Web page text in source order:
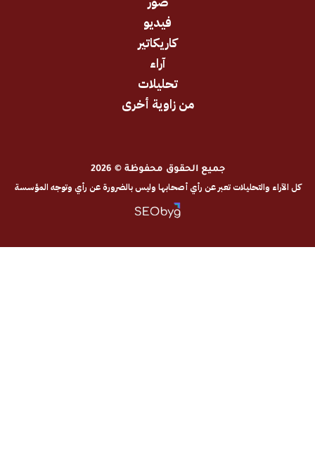
من زاوية أخرى
جميع الحقوق محفوظة © 2026
تعبر عن رأي أصحابها وليس بالضرورة عن رأي وتوجه المؤسسة